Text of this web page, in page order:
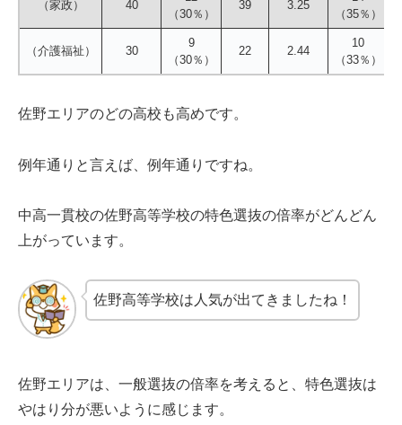
（家政） 40
（30％）
39 3.25
（35％）
（介護福祉） 30
9
（30％）
22 2.44
10
（33％）
佐野エリアのどの高校も高めです。
例年通りと言えば、例年通りですね。
中高一貫校の佐野高等学校の特色選抜の倍率がどんどん
上がっています。
佐野高等学校は人気が出てきましたね！
佐野エリアは、一般選抜の倍率を考えると、特色選抜は
やはり分が悪いように感じます。